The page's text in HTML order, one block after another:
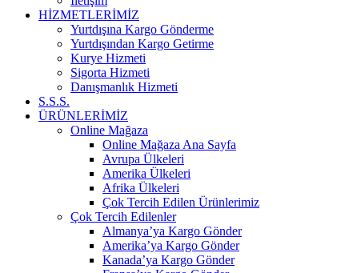
HİZMETLERİMİZ
Yurtdışına Kargo Gönderme
Yurtdışından Kargo Getirme
Kurye Hizmeti
Sigorta Hizmeti
Danışmanlık Hizmeti
S.S.S.
ÜRÜNLERİMİZ
Online Mağaza
Online Mağaza Ana Sayfa
Avrupa Ülkeleri
Amerika Ülkeleri
Afrika Ülkeleri
Çok Tercih Edilen Ürünlerimiz
Çok Tercih Edilenler
Almanya’ya Kargo Gönder
Amerika’ya Kargo Gönder
Kanada’ya Kargo Gönder